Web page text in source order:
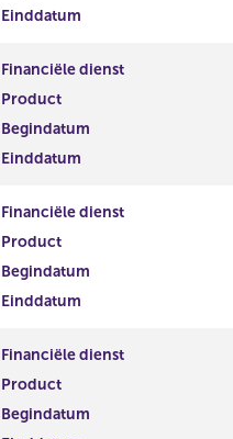
Einddatum
Financiële dienst
Product
Begindatum
Einddatum
Financiële dienst
Product
Begindatum
Einddatum
Financiële dienst
Product
Begindatum